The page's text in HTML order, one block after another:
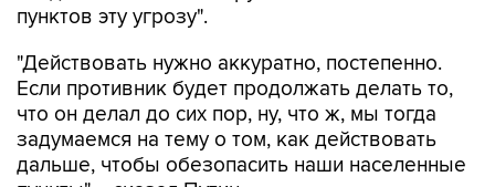
пунктов эту угрозу".
"Действовать нужно аккуратно, постепенно.
Если противник будет продолжать делать то,
что он делал до сих пор, ну, что ж, мы тогда
задумаемся на тему о том, как действовать
дальше, чтобы обезопасить наши населенные